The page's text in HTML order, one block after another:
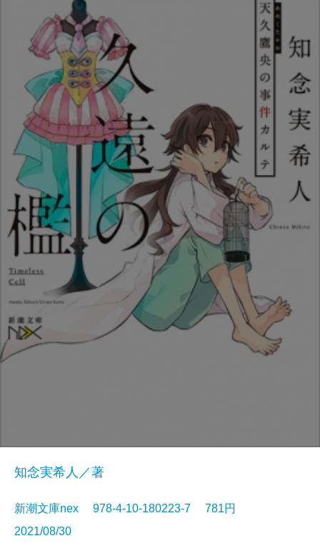
知念実希人／著
新潮文庫nex 978-4-10-180223-7 781円
2021/08/30